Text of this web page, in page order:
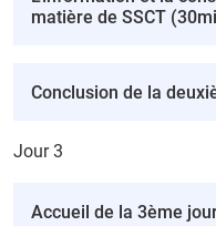
matière de SSCT
Conclusion de la
Jour 3
Accueil de la 3ème